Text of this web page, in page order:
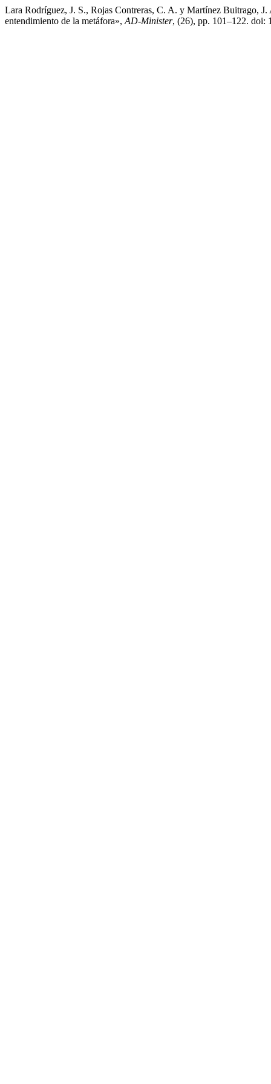
Lara Rodríguez, J. S., Rojas Contreras, C. A. y Martínez Buitrago,
entendimiento de la metáfora», AD-Minister, (26), pp. 101–122. doi: